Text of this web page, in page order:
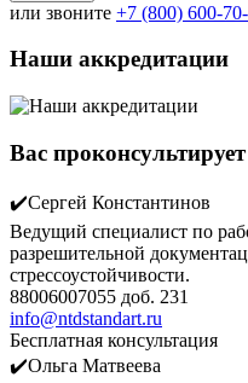
или звоните +7 (800) 600-
Наши аккредитации
Вас проконсультирует
✔️Сергей Константинов
Ведущий специалист по
разрешительной
стрессоустойчивости.
88006007055 доб. 231
info@ntdstandart.ru
Бесплатная консультация
✔️Ольга Матвеева